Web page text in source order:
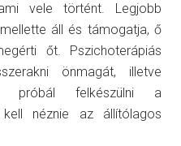
vele történt. Legjobb
áll és támogatja, ő
őt. Pszichoterápiás
önmagát, illetve
próbál felkészülni a
néznie az állítólagos